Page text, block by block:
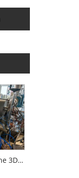
WPC Decking Online 3D -Prägemaschine